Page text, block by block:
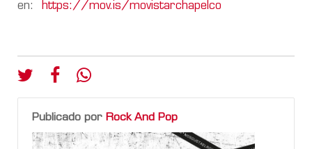
en: https://mov.is/movistarchapelco
Publicado por Rock And Pop